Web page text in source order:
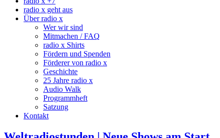
radio x geht aus
Über radio x
Wer wir sind
Mitmachen / FAQ
radio x Shirts
Fördern und Spenden
Förderer von radio x
Geschichte
25 Jahre radio x
Audio Walk
Programmheft
Satzung
Kontakt